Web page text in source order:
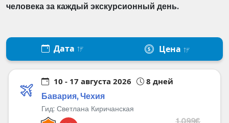
человека за каждый экскурсионный день.
Дата Цена
10 - 17 августа 2026 8 дней
Бавария, Чехия
Гид: Светлана Киричанская
1,099€